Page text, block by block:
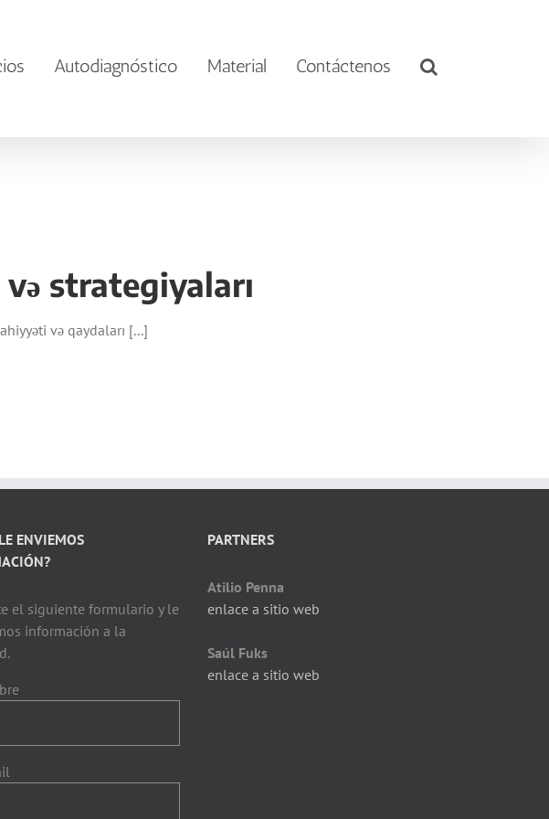
Autodiagnóstico Material Contáctenos
strategiyaları
və qaydaları [...]
ENVIEMOS
el siguiente formulario y le
información a la
PARTNERS
Atilio Penna
enlace a sitio web
Saúl Fuks
enlace a sitio web